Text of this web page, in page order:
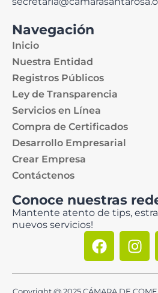
Navegación
Inicio
Nuestra Entidad
Registros Públicos
Ley de Transparencia
Servicios en Línea
Compra de Certificados
Desarrollo Empresarial
Crear Empresa
Contáctenos
Conoce nuestras
Mantente atento de tips,
nuevos servicios!